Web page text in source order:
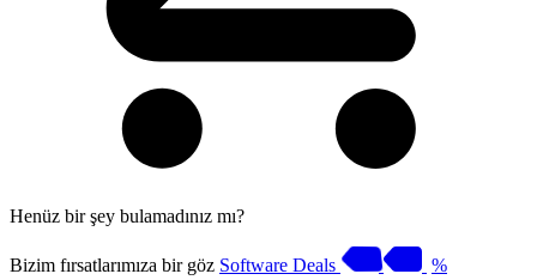
Henüz bir şey bulamadınız mı?
Bizim fırsatlarımıza bir göz Software Deals %